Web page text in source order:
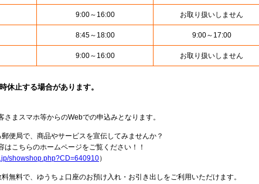
9:00～16:00 お取り扱いしません
8:45～18:00 9:00～17:00
9:00～16:00 お取り扱いしません
休止する場合があります。
まスマホ等からのWebでの申込みとなります。
便局で、商品やサービスを宣伝してみませんか？
こちらのホームページをご覧ください！！
showshop.php?CD=640910）
無料で、ゆうちょ口座のお預け入れ・お引き出しをご利用いただけます。